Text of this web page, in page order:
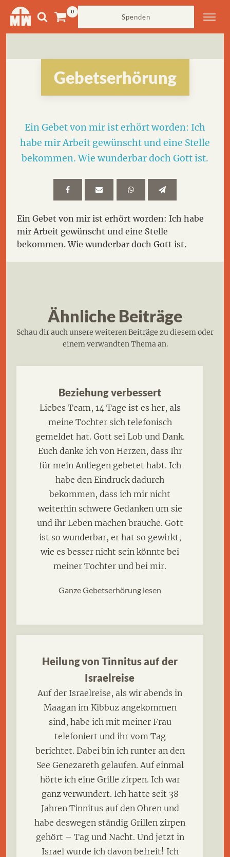
Spenden
Gebetserhörung
Ein Gebet von mir ist erhört worden: Ich
habe mir Arbeit gewünscht und eine Stelle
bekommen. Wie wunderbar doch Gott ist.
Ein Gebet von mir ist erhört worden: Ich habe
mir Arbeit gewünscht und eine Stelle
bekommen. Wie wunderbar doch Gott ist.
Ähnliche Beiträge
Schau dir auch unsere weiteren Beiträge zu diesem oder
einem verwandten Thema an.
Beziehung verbessert
Liebes Team, 14 Tage ist es her, als
meine Tochter sich telefonisch
gemeldet hat. Gott sei Lob und Dank.
Euch danke ich von Herzen, dass Ihr
für mein Anliegen gebetet habt. Ich
habe den Eindruck dadurch
bekommen, dass ich mir nicht
weiterhin schwere Gedanken um sie
und ihr Leben machen brauche. Gott
ist so wunderbar, er hat so gewirkt,
wie es besser nicht sein könnte bei
meiner Tochter und bei mir.
Ganze Gebetserhörung lesen
Heilung von Tinnitus auf der
Israelreise
Auf der Israelreise, als wir abends in
Maagan im Kibbuz angekommen
sind, habe ich mit meiner Frau
telefoniert und ihr vom Tag
berichtet. Dabei bin ich runter an den
See Genezareth gelaufen. Auf einmal
hörte ich eine Grille zirpen. Ich war
ganz verwundert. Ich hatte seit 38
Jahren Tinnitus auf den Ohren und
habe deswegen ständig Grillen zirpen
gehört – Tag und Nacht. Und jetzt in
Israel wurde ich davon befreit! Ich